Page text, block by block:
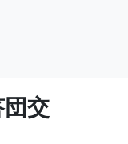
交